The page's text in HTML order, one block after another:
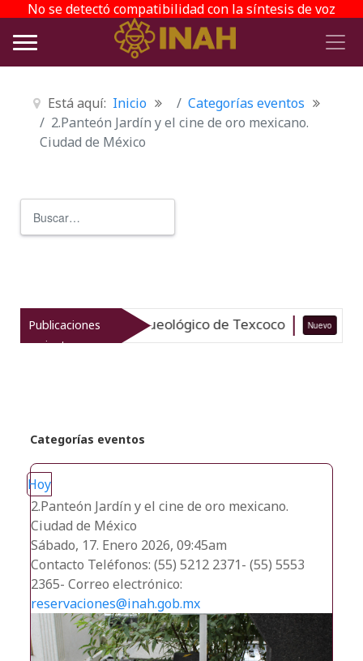
No se detectó compatibilidad con la síntesis de voz
Está aquí: Inicio
Categorías eventos
2.Panteón Jardín y el cine de oro mexicano.
Ciudad de México
Publicaciones
recientes
el patrimonio arqueológico de Texcoco Nuevo
Categorías eventos
Hoy
2.Panteón Jardín y el cine de oro mexicano.
Ciudad de México
Sábado, 17. Enero 2026, 09:45am
Contacto Teléfonos: (55) 5212 2371- (55) 5553
2365- Correo electrónico:
reservaciones@inah.gob.mx